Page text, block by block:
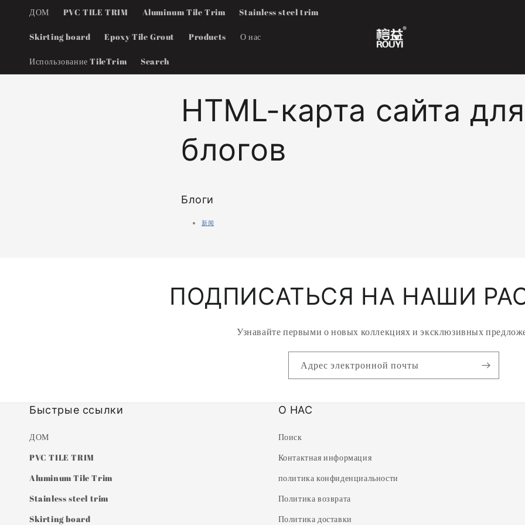
ДОМ PVC TILE TRIM Aluminum Tile Trim Stainless steel trim
Skirting board Epoxy Tile Grout Products О нас
Использование TileTrim Search
HTML-карта сайта для
блогов
Блоги
新闻
ПОДПИСАТЬСЯ НА НАШИ
Узнавайте первыми о новых коллекциях и эксклюзивных
Адрес электронной почты
Быстрые ссылки
ДОМ
PVC TILE TRIM
Aluminum Tile Trim
Stainless steel trim
Skirting board
О НАС
Поиск
Контактная информация
политика конфиденциальности
Политика возврата
Политика доставки